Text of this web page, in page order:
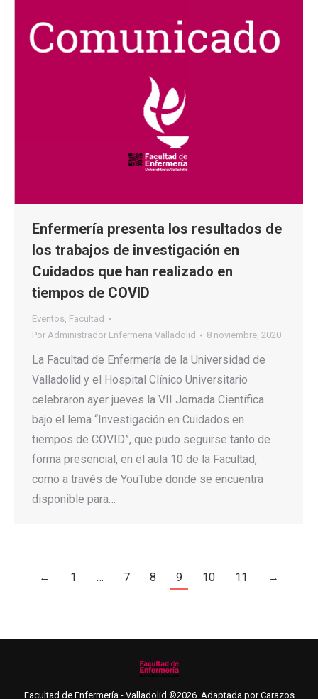
Enfermería presenta los resultados de
los trabajos de investigación en
Cuidados que han realizado en
tiempos de COVID
Eventos, Facultad
Por Administrador Enfermeria Valladolid 8 noviembre, 2020
La Facultad de Enfermería de la Universidad de
Valladolid y el Hospital Clínico Universitario
celebraron ayer jueves la VII Jornada Científica
bajo el lema “Investigación en Cuidados en
tiempos de COVID”, que pudo seguirse tanto de
forma presencial, en el aula 10 de la Facultad,
como a través de YouTube donde se encuentra
disponible para…
← 1 … 7 8 9 10 11 →
Facultad de Enfermería - Valladolid ©2026. Adaptada porCarazos